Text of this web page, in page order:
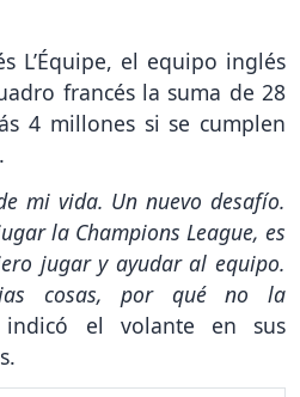
L’Équipe, el equipo inglés
francés la suma de 28
4 millones si se cumplen
mi vida. Un nuevo desafío.
la Champions League, es
jugar y ayudar al equipo.
cosas, por qué no la
el volante en sus